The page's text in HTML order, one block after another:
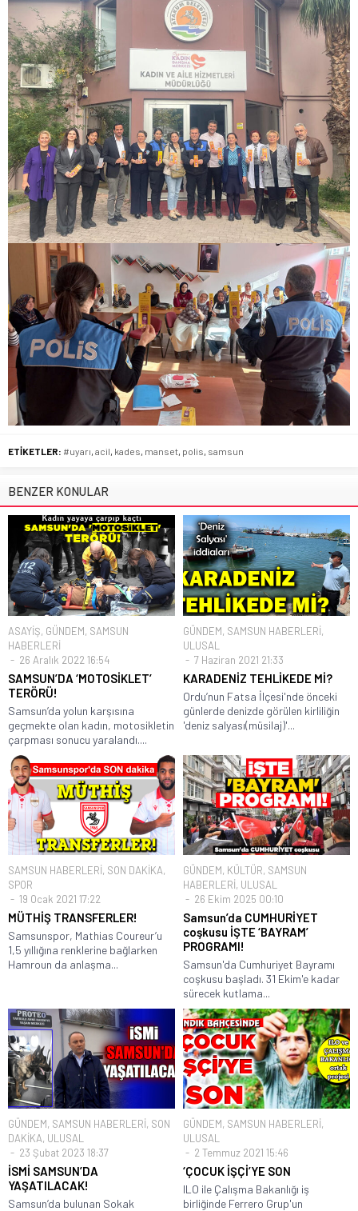
ETİKETLER: #uyarı, acil, kades, manset, polis, samsun
BENZER KONULAR
ASAYİŞ, GÜNDEM, SAMSUN
HABERLERİ
26 Aralık 2022 16:54
SAMSUN’DA ‘MOTOSİKLET’
TERÖRÜ!
Samsun’da yolun karşısına
geçmekte olan kadın, motosikletin
çarpması sonucu yaralandı....
GÜNDEM, SAMSUN HABERLERİ,
ULUSAL
7 Haziran 2021 21:33
KARADENİZ TEHLİKEDE Mİ?
Ordu’nun Fatsa İlçesi'nde önceki
günlerde denizde görülen kirliliğin
'deniz salyası(müsilaj)'...
SAMSUN HABERLERİ, SON DAKİKA,
SPOR
19 Ocak 2021 17:22
MÜTHİŞ TRANSFERLER!
Samsunspor, Mathias Coureur’u
1,5 yıllığına renklerine bağlarken
Hamroun da anlaşma...
GÜNDEM, KÜLTÜR, SAMSUN
HABERLERİ, ULUSAL
26 Ekim 2025 00:10
Samsun’da CUMHURİYET
coşkusu İŞTE ‘BAYRAM’
PROGRAMI!
Samsun'da Cumhuriyet Bayramı
coşkusu başladı. 31 Ekim'e kadar
sürecek kutlama...
GÜNDEM, SAMSUN HABERLERİ, SON
DAKİKA, ULUSAL
23 Şubat 2023 18:37
İSMİ SAMSUN’DA
YAŞATILACAK!
Samsun’da bulunan Sokak
GÜNDEM, SAMSUN HABERLERİ,
ULUSAL
2 Temmuz 2021 15:46
‘ÇOCUK İŞÇİ’YE SON
ILO ile Çalışma Bakanlığı iş
birliğinde Ferrero Grup'un